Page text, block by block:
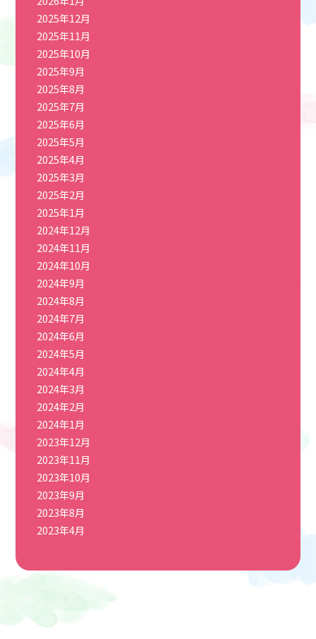
2025年12月
2025年11月
2025年10月
2025年9月
2025年8月
2025年7月
2025年6月
2025年5月
2025年4月
2025年3月
2025年2月
2025年1月
2024年12月
2024年11月
2024年10月
2024年9月
2024年8月
2024年7月
2024年6月
2024年5月
2024年4月
2024年3月
2024年2月
2024年1月
2023年12月
2023年11月
2023年10月
2023年9月
2023年8月
2023年4月